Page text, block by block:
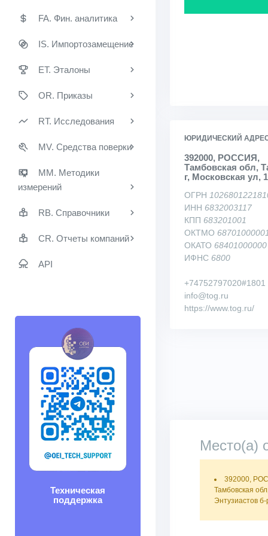
FA. Фин. аналитика
IS. Импортозамещение
ET. Эталоны
OR. Приказы
RT. Исследования
MV. Средства поверки
MM. Методики
измерений
RB. Справочники
CR. Отчеты компаний
API
Техническая
поддержка
ЮРИДИЧЕСКИЙ
392000, РОССИЯ,
Тамбовская обл,
г, Московская ул,
ОГРН
ИНН 6832003117
КПП 683201001
ОКТМО 68701000001
ОКАТО 68401000000
ИФНС 6800
+74752797020#1801
info@tog.ru
https://www.tog.ru/
Место(а)
392000,
Тамбовская
Энтузиастов